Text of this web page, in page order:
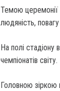
Темою церемонії
людяність,
На полі стадіону
чемпіонатів світу.
Головною зіркою